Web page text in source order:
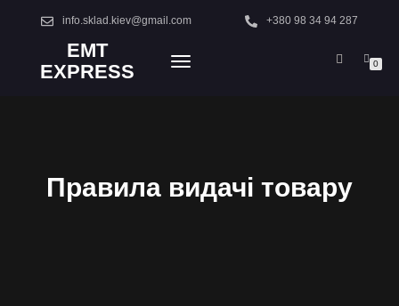
info.sklad.kiev@gmail.com +380 98 34 94 287
EMT
EXPRESS
TOGGLE
0
Правила видачі товару